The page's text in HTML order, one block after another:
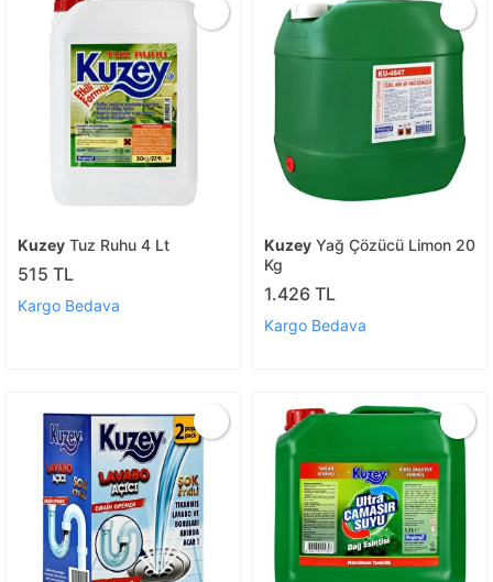
Kuzey Tuz Ruhu 4 Lt
515 TL
Kargo Bedava
Kuzey Yağ Çözücü Limon 20
Kg
1.426 TL
Kargo Bedava